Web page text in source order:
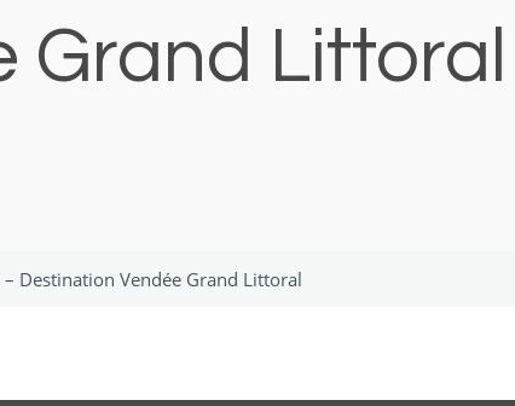
Grand Littoral
Destination Vendée Grand Littoral